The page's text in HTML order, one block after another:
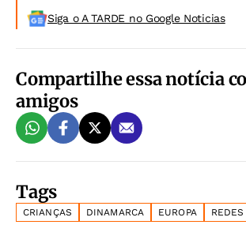
Siga o A TARDE no Google Noticias
Compartilhe essa notícia
amigos
Tags
CRIANÇAS DINAMARCA EUROPA